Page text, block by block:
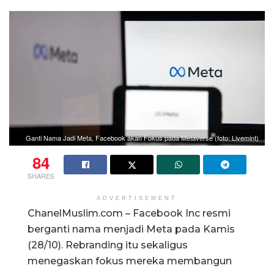
Ganti Nama Jadi Meta, Facebook akan Fokus pada Metaverse (foto: Livemint)
84
SHARES
ADVERTISEMENT
ChanelMuslim.com – Facebook Inc resmi
berganti nama menjadi Meta pada Kamis
(28/10). Rebranding itu sekaligus
menegaskan fokus mereka membangun